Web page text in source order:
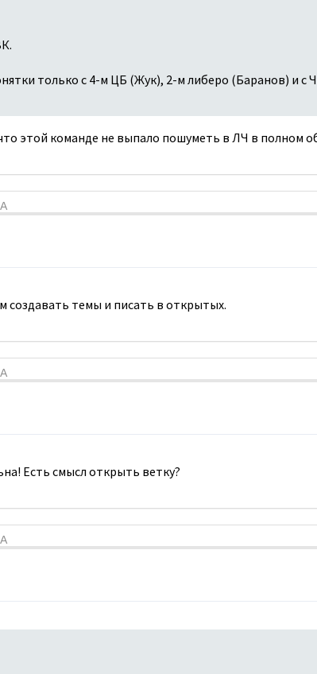
только с 4-м ЦБ (Жук), 2-м либеро (Баранов) и с
этой команде не выпало пошуметь в ЛЧ в полном
темы и писать в открытых.
Есть смысл открыть ветку?